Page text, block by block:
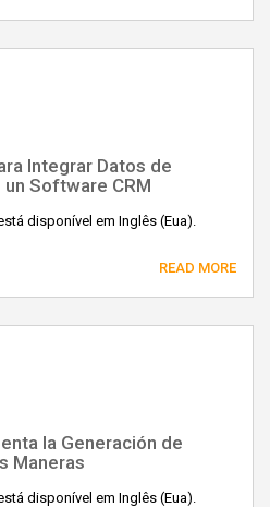
Integrar Datos de
Software CRM
disponível em Inglês (Eua).
READ MORE
la Generación de
Maneras
disponível em Inglês (Eua).